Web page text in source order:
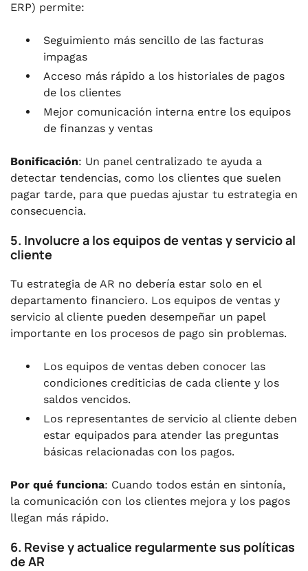
ERP) permite:
Seguimiento más sencillo de las facturas
impagas
Acceso más rápido a los historiales de pagos
de los clientes
Mejor comunicación interna entre los equipos
de finanzas y ventas
Bonificación: Un panel centralizado te ayuda a
detectar tendencias, como los clientes que suelen
pagar tarde, para que puedas ajustar tu estrategia en
consecuencia.
5. Involucre a los equipos de ventas y servicio al
cliente
Tu estrategia de AR no debería estar solo en el
departamento financiero. Los equipos de ventas y
servicio al cliente pueden desempeñar un papel
importante en los procesos de pago sin problemas.
Los equipos de ventas deben conocer las
condiciones crediticias de cada cliente y los
saldos vencidos.
Los representantes de servicio al cliente deben
estar equipados para atender las preguntas
básicas relacionadas con los pagos.
Por qué funciona: Cuando todos están en sintonía,
la comunicación con los clientes mejora y los pagos
llegan más rápido.
6. Revise y actualice regularmente sus políticas
de AR